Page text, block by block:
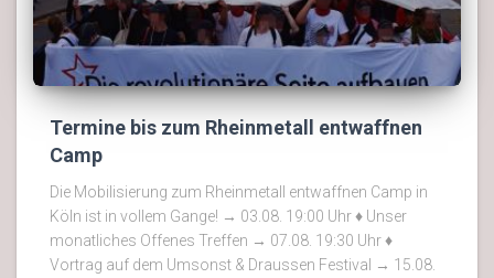
Termine bis zum Rheinmetall entwaffnen
Camp
Die Mobilisierung zum Rheinmetall entwaffnen Camp in
Köln ist in vollem Gange! → 03.08. 19:00 Uhr ♦ Unser
monatliches Offenes Treffen → 07.08. 19:30 Uhr ♦
Vortrag auf dem Umsonst & Draussen Festival → 15.08.